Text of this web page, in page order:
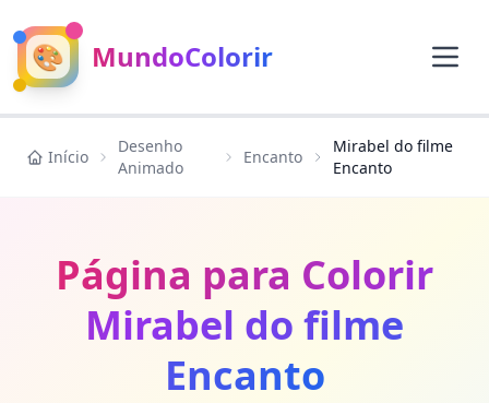
🎨 MundoColorir
Início
Desenho
Animado
Encanto
Mirabel do filme
Encanto
Página para Colorir
Mirabel do filme
Encanto